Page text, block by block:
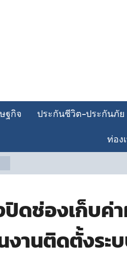
ฐกิจ ประกันชีวิต-ประกันภัย
ท่อง
ดช่องเก็บค่
งานติดตั้งระ